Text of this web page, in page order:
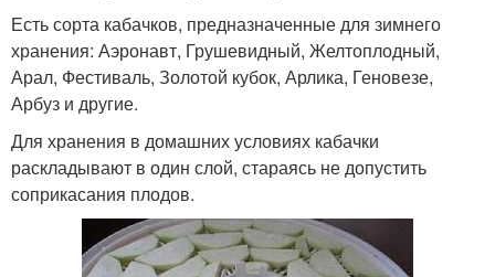
Есть сорта кабачков, предназначенные для зимнего
хранения: Аэронавт, Грушевидный, Желтоплодный,
Арал, Фестиваль, Золотой кубок, Арлика, Геновезе,
Арбуз и другие.
Для хранения в домашних условиях кабачки
раскладывают в один слой, стараясь не допустить
соприкасания плодов.